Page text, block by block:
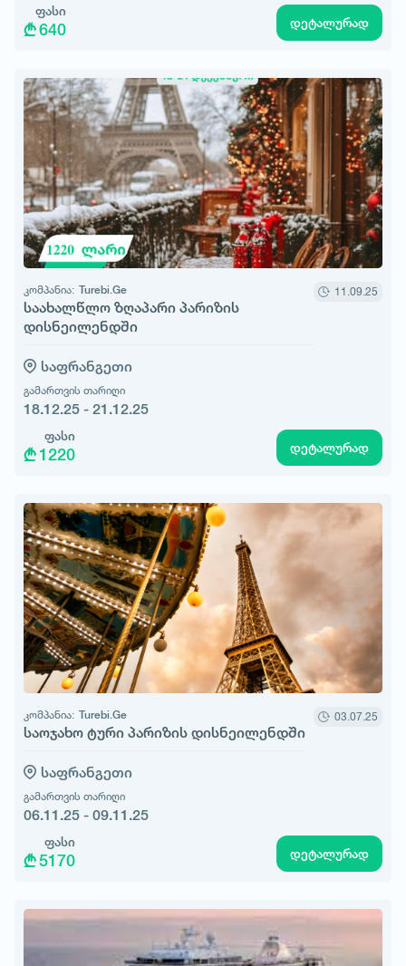
ფასი
640 დეტალურად
კომპანია: Turebi.Ge
საახალწლო ზღაპარი პარიზის
დისნეილენდში
11.09.25
საფრანგეთი
გამართვის თარიღი
18.12.25 - 21.12.25
ფასი
1220 დეტალურად
კომპანია: Turebi.Ge
საოჯახო ტური პარიზის დისნეილენდში
03.07.25
საფრანგეთი
გამართვის თარიღი
06.11.25 - 09.11.25
ფასი
5170 დეტალურად